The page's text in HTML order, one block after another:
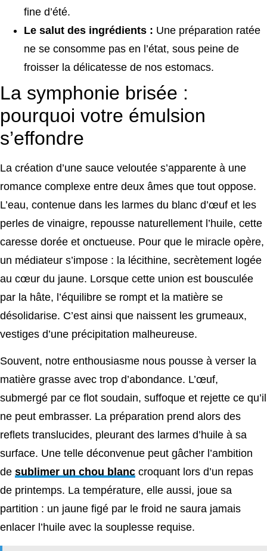
fine d’été.
Le salut des ingrédients : Une préparation ratée
ne se consomme pas en l’état, sous peine de
froisser la délicatesse de nos estomacs.
La symphonie brisée :
pourquoi votre émulsion
s’effondre
La création d’une sauce veloutée s’apparente à une
romance complexe entre deux âmes que tout oppose.
L’eau, contenue dans les larmes du blanc d’œuf et les
perles de vinaigre, repousse naturellement l’huile, cette
caresse dorée et onctueuse. Pour que le miracle opère,
un médiateur s’impose : la lécithine, secrètement logée
au cœur du jaune. Lorsque cette union est bousculée
par la hâte, l’équilibre se rompt et la matière se
désolidarise. C’est ainsi que naissent les grumeaux,
vestiges d’une précipitation malheureuse.
Souvent, notre enthousiasme nous pousse à verser la
matière grasse avec trop d’abondance. L’œuf,
submergé par ce flot soudain, suffoque et rejette ce qu’il
ne peut embrasser. La préparation prend alors des
reflets translucides, pleurant des larmes d’huile à sa
surface. Une telle déconvenue peut gâcher l’ambition
de sublimer un chou blanc croquant lors d’un repas
de printemps. La température, elle aussi, joue sa
partition : un jaune figé par le froid ne saura jamais
enlacer l’huile avec la souplesse requise.